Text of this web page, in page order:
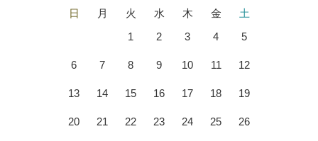
日 月 火 水 木 金
土
1
2 3 4 5
6 7 8 9 10 11 12
13 14 15 16 17 18 19
20 21 22 23 24 25 26